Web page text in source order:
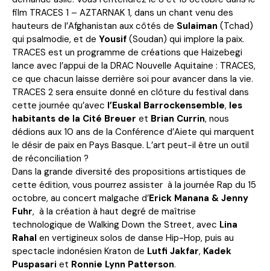
film TRACES 1 – AZTARNAK 1, dans un chant venu des
hauteurs de l’Afghanistan aux côtés de Sulaiman (Tchad)
qui psalmodie, et de Yousif (Soudan) qui implore la paix.
TRACES est un programme de créations que Haizebegi
lance avec l’appui de la DRAC Nouvelle Aquitaine : TRACES,
ce que chacun laisse derrière soi pour avancer dans la vie.
TRACES 2 sera ensuite donné en clôture du festival dans
cette journée qu’avec l’Euskal Barrockensemble, les
habitants de la Cité Breuer et Brian Currin, nous
dédions aux 10 ans de la Conférence d’Aiete qui marquent
le désir de paix en Pays Basque. L’art peut-il être un outil
de réconciliation ?
Dans la grande diversité des propositions artistiques de
cette édition, vous pourrez assister à la journée Rap du 15
octobre, au concert malgache d’Erick Manana & Jenny
Fuhr, à la création à haut degré de maîtrise
technologique de Walking Down the Street, avec Lina
Rahal en vertigineux solos de danse Hip-Hop, puis au
spectacle indonésien Kraton de Lutfi Jakfar, Kadek
Puspasari et Ronnie Lynn Patterson.